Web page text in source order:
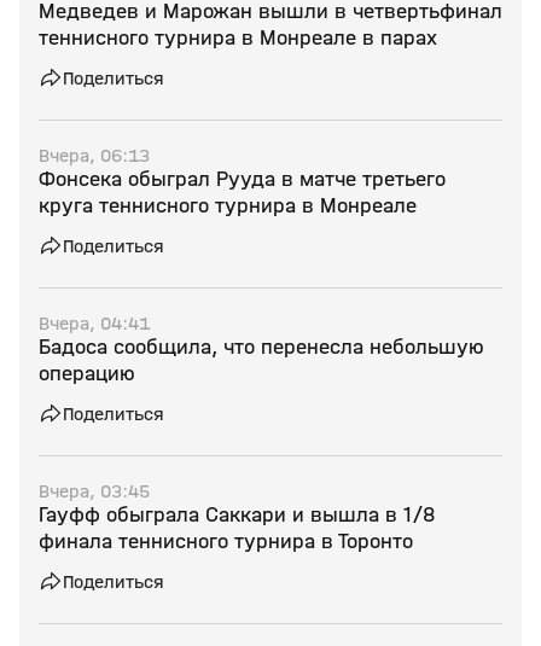
Медведев и Марожан вышли в четвертьфинал
теннисного турнира в Монреале в парах
Поделиться
Вчера, 06:13
Фонсека обыграл Рууда в матче третьего
круга теннисного турнира в Монреале
Поделиться
Вчера, 04:41
Бадоса сообщила, что перенесла небольшую
операцию
Поделиться
Вчера, 03:45
Гауфф обыграла Саккари и вышла в 1/8
финала теннисного турнира в Торонто
Поделиться